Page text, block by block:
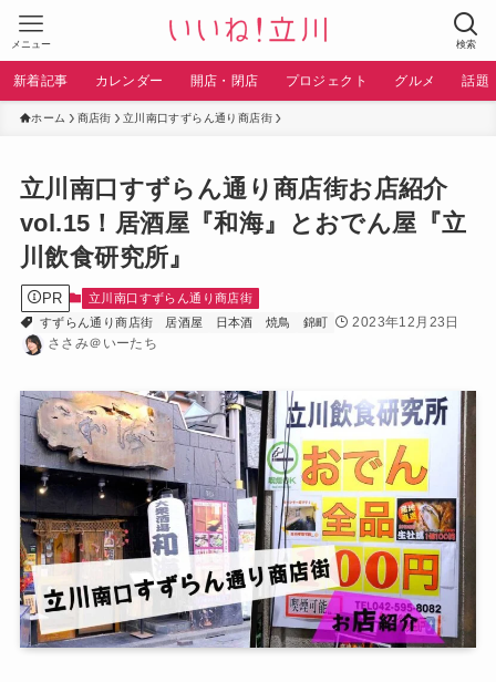
検索
メニュー
新着記事 カレンダー 開店・閉店 プロジェクト グルメ 話題
ホーム 商店街 立川南口すずらん通り商店街
立川南口すずらん通り商店街お店紹介
vol.15！居酒屋『和海』とおでん屋『立
川飲食研究所』
PR
立川南口すずらん通り商店街
すずらん通り商店街
居酒屋 日本酒 焼鳥 錦町
2023年12月23日
ささみ＠いーたち